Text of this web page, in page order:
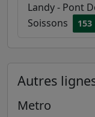
Landy - Pont
Soissons
153
Autres
Metro